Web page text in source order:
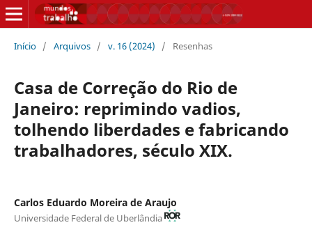
Início / Arquivos / v. 16 (2024) / Resenhas
Casa de Correção do Rio de
Janeiro: reprimindo vadios,
tolhendo liberdades e fabricando
trabalhadores, século XIX.
Carlos Eduardo Moreira de Araujo
Universidade Federal de Uberlândia